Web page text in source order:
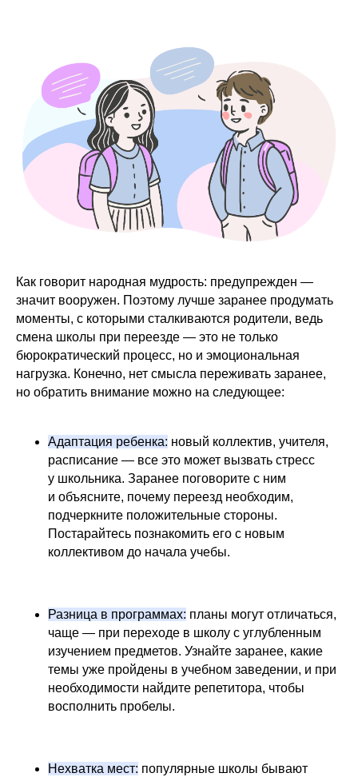
Как говорит народная мудрость: предупрежден —
значит вооружен. Поэтому лучше заранее продумать
моменты, с которыми сталкиваются родители, ведь
смена школы при переезде — это не только
бюрократический процесс, но и эмоциональная
нагрузка. Конечно, нет смысла переживать заранее,
но обратить внимание можно на следующее:
Адаптация ребенка: новый коллектив, учителя,
расписание — все это может вызвать стресс
у школьника. Заранее поговорите с ним
и объясните, почему переезд необходим,
подчеркните положительные стороны.
Постарайтесь познакомить его с новым
коллективом до начала учебы.
Разница в программах: планы могут отличаться,
чаще — при переходе в школу с углубленным
изучением предметов. Узнайте заранее, какие
темы уже пройдены в учебном заведении, и при
необходимости найдите репетитора, чтобы
восполнить пробелы.
Нехватка мест: популярные школы бывают